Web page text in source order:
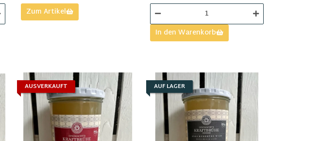
Zum Artikel
In den Warenkorb
AUSVERKAUFT AUF LAGER